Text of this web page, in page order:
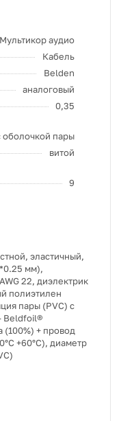
Мультикор аудио
Кабель
Belden
аналоговый
0,35
оболочкой пары
витой
9
эластичный,
мм),
22, диэлектрик
полиэтилен
пары (PVC) с
Beldfoil®
+ провод
+60°C), диаметр